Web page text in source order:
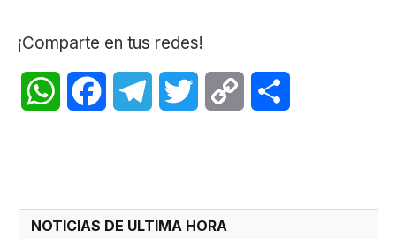
¡Comparte en tus redes!
WhatsAppFacebookTelegramTwitter Copy
NOTICIAS DE ULTIMA HORA